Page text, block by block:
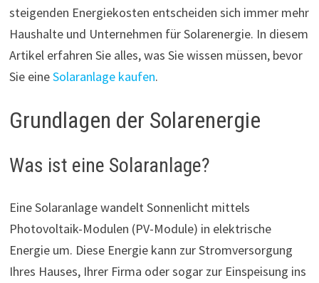
steigenden Energiekosten entscheiden sich immer mehr
Haushalte und Unternehmen für Solarenergie. In diesem
Artikel erfahren Sie alles, was Sie wissen müssen, bevor
Sie eineSolaranlage kaufen.
Grundlagen der Solarenergie
Was ist eine Solaranlage?
Eine Solaranlage wandelt Sonnenlicht mittels
Photovoltaik-Modulen (PV-Module) in elektrische
Energie um. Diese Energie kann zur Stromversorgung
Ihres Hauses, Ihrer Firma oder sogar zur Einspeisung ins